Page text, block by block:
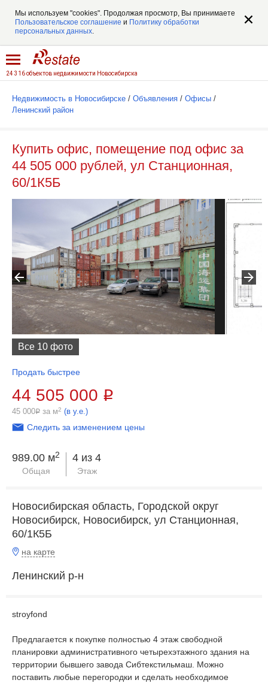
Мы используем "cookies". Продолжая просмотр, Вы принимаете
Пользовательское соглашение и Политику обработки
персональных данных.
24 316 объектов недвижимости Новосибирска
Недвижимость в Новосибирске / Объявления / Офисы /
Ленинский район
Купить офис, помещение под офис за
44 505 000 рублей, ул Станционная,
60/1К5Б
Все 10 фото
Продать быстрее
44 505 000 Р
45 000Р за м2 (в у.е.)
Следить за изменением цены
989.00 м2
Общая
4 из 4
Этаж
Новосибирская область, Городской округ
Новосибирск, Новосибирск, ул Станционная,
60/1К5Б
на карте
Ленинский р-н
stroyfond
Предлагается к покупке полностью 4 этаж свободной
планировки административного четырехэтажного здания на
территории бывшего завода Сибтекстильмаш. Можно
поставить любые перегородки и сделать необходимое